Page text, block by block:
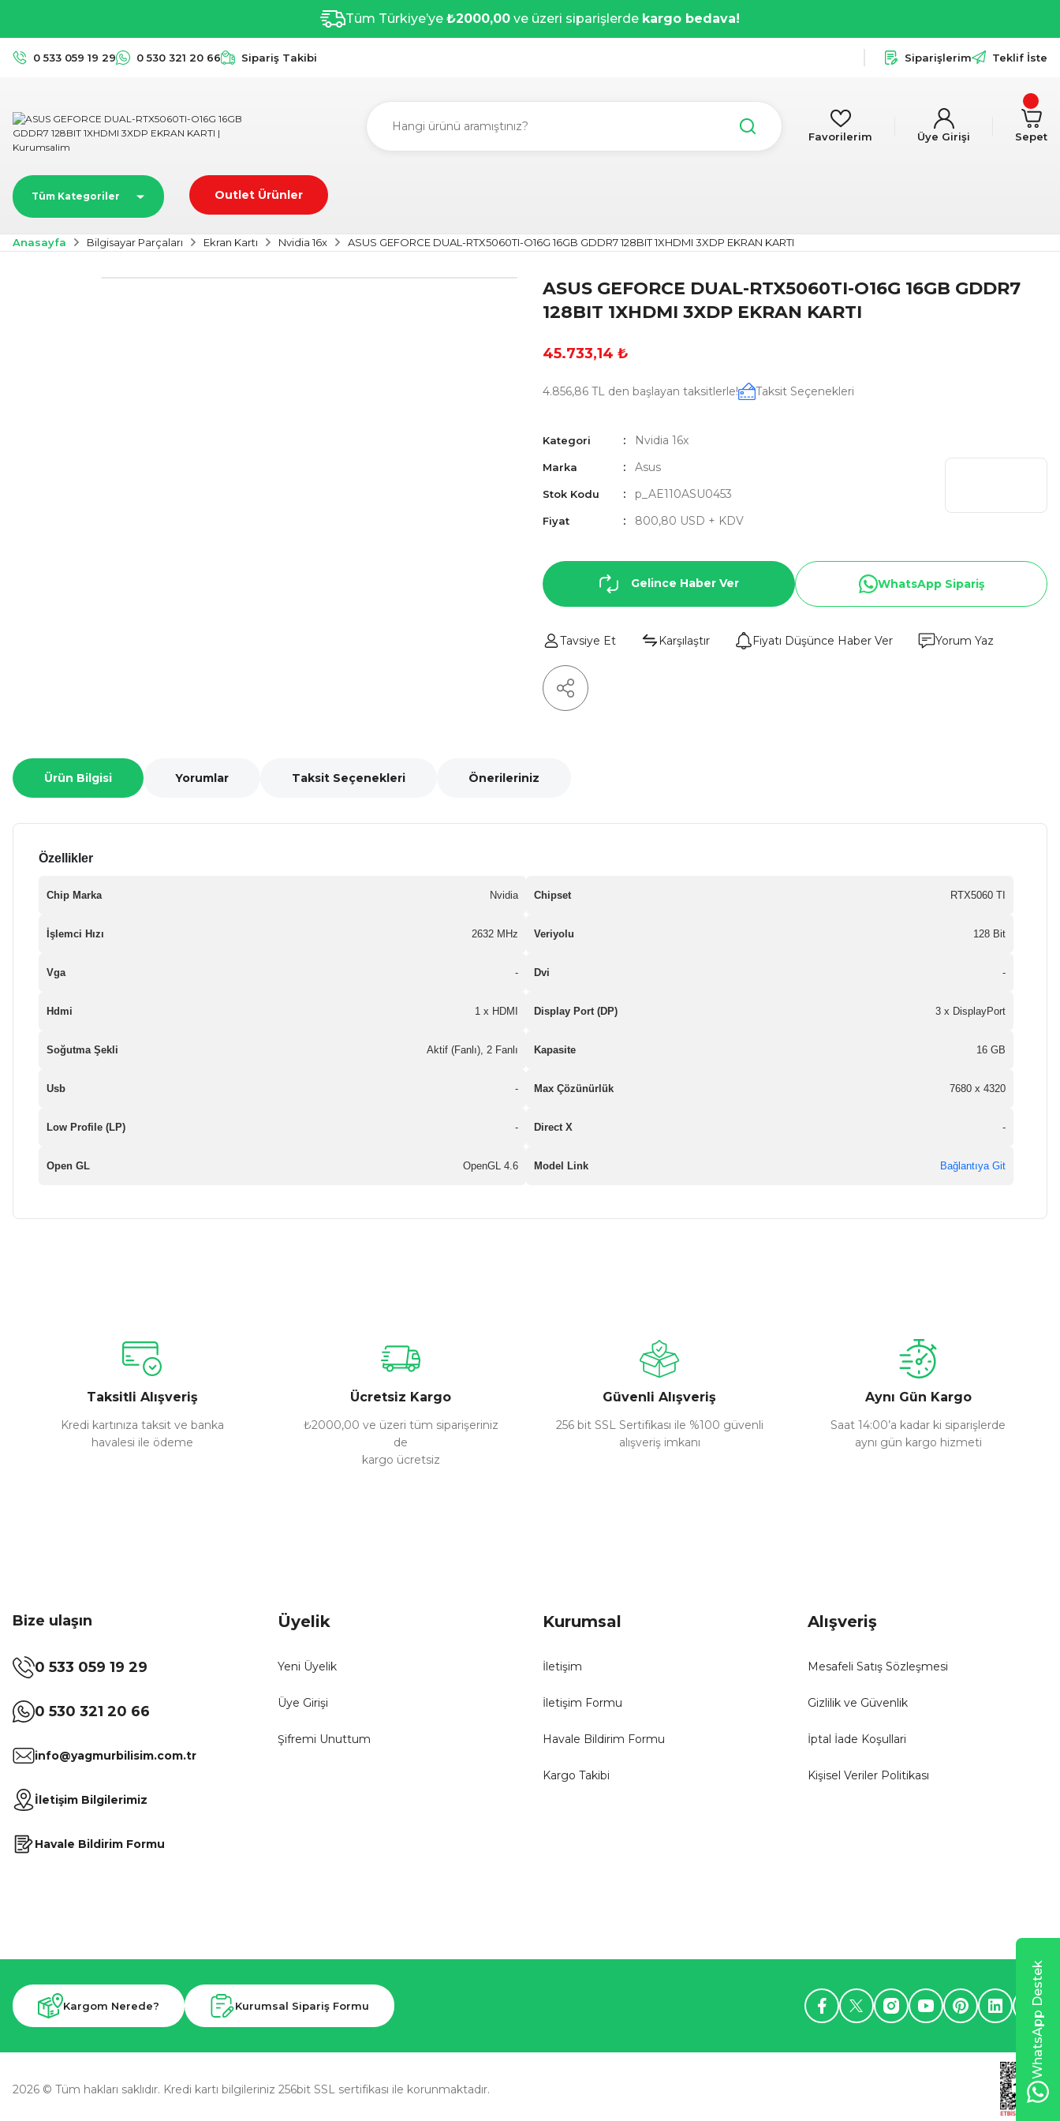
Tüm Türkiye’ye ₺2000,00 ve üzeri siparişlerde kargo bedava!
0 533 059 19 29 0 530 321 20 66 Sipariş Takibi Siparişlerim Teklif İste
Favorilerim Üye Girişi Sepet
Tüm Kategoriler Outlet Ürünler
Anasayfa Bilgisayar Parçaları Ekran Kartı Nvidia 16x ASUS GEFORCE DUAL-RTX5060TI-O16G 16GB GDDR7 128BIT 1XHDMI 3XDP EKRAN KARTI
ASUS GEFORCE DUAL-RTX5060TI-O16G 16GB GDDR7
128BIT 1XHDMI 3XDP EKRAN KARTI
45.733,14 ₺
4.856,86 TL den başlayan taksitlerle! Taksit Seçenekleri
Kategori Nvidia 16x
Marka Asus
Stok Kodu p_AE110ASU0453
Fiyat 800,80 USD + KDV
Gelince Haber Ver WhatsApp Sipariş
Tavsiye Et Karşılaştır Fiyatı Düşünce Haber Ver Yorum Yaz
Ürün Bilgisi Yorumlar Taksit Seçenekleri Önerileriniz
Özellikler
Chip Marka Nvidia Chipset RTX5060 TI
İşlemci Hızı 2632 MHz Veriyolu 128 Bit
Vga - Dvi -
Hdmi 1 x HDMI Display Port (DP) 3 x DisplayPort
Soğutma Şekli Aktif (Fanlı), 2 Fanlı Kapasite 16 GB
Usb - Max Çözünürlük 7680 x 4320
Low Profile (LP) - Direct X -
Open GL OpenGL 4.6 Model Link Bağlantıya Git
Ürün açıklamasında eksik bilgiler bulunuyor.
Ürün bilgilerinde hatalar bulunuyor.
Ürün fiyatı diğer sitelerden daha pahalı.
Bu ürüne benzer farklı alternatifler olmalı.
Taksitli Alışveriş
Kredi kartınıza taksit ve banka
havalesi ile ödeme
Ücretsiz Kargo
₺2000,00 ve üzeri tüm siparişeriniz
de
kargo ücretsiz
Güvenli Alışveriş
256 bit SSL Sertifikası ile %100 güvenli
alışveriş imkanı
Aynı Gün Kargo
Saat 14:00’a kadar ki siparişlerde
aynı gün kargo hizmeti
Bize ulaşın
0 533 059 19 29
0 530 321 20 66
info@yagmurbilisim.com.tr
İletişim Bilgilerimiz
Havale Bildirim Formu
Üyelik
Yeni Üyelik
Üye Girişi
Şifremi Unuttum
Kurumsal
İletişim
İletişim Formu
Havale Bildirim Formu
Kargo Takibi
Alışveriş
Mesafeli Satış Sözleşmesi
Gizlilik ve Güvenlik
İptal İade Koşullari
Kişisel Veriler Politikası
Kargom Nerede? Kurumsal Sipariş Formu
2026 © Tüm hakları saklıdır. Kredi kartı bilgileriniz 256bit SSL sertifikası ile korunmaktadır.
WhatsApp Destek